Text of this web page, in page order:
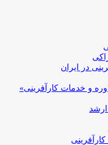
در ایران
و خدمات کارآفرینی»